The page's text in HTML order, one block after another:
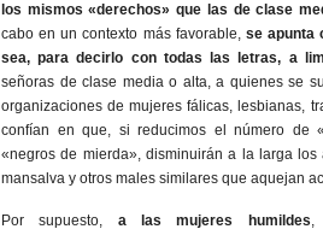
los mismos «derechos» que las de clase
cabo en un contexto más favorable, se apunta
sea, para decirlo con todas las letras, a
señoras de clase media o alta, a quienes se
organizaciones de mujeres fálicas, lesbianas,
confían en que, si reducimos el número de
«negros de mierda», disminuirán a la larga
mansalva y otros males similares que aquejan
Por supuesto, a las mujeres humildes,